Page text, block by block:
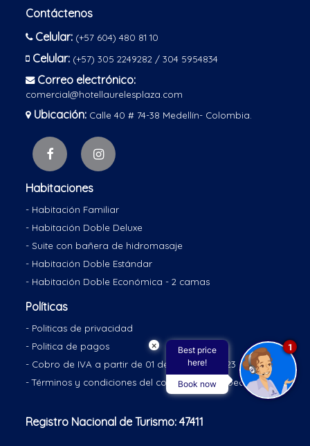
Contáctenos
Celular: (+57 604) 480 81 10
Celular: (+57) 305 2249282 / 304 5954834
Correo electrónico:
comercial@hotellaurelesplaza.com
Ubicación: Calle 40 # 74-38 Medellín- Colombia.
Habitaciones
- Habitación Familiar
- Habitación Doble Deluxe
- Suite con bañera de hidromasaje
- Habitación Doble Estándar
- Habitación Doble Económica - 2 camas
Políticas
- Politicas de privacidad
- Politica de pagos
- Cobro de IVA a partir de 01 de enero de 2023
- Términos y condiciones del contrato de hospedaje
Registro Nacional de Turismo: 47411
×
Best price
here!
Book now
1